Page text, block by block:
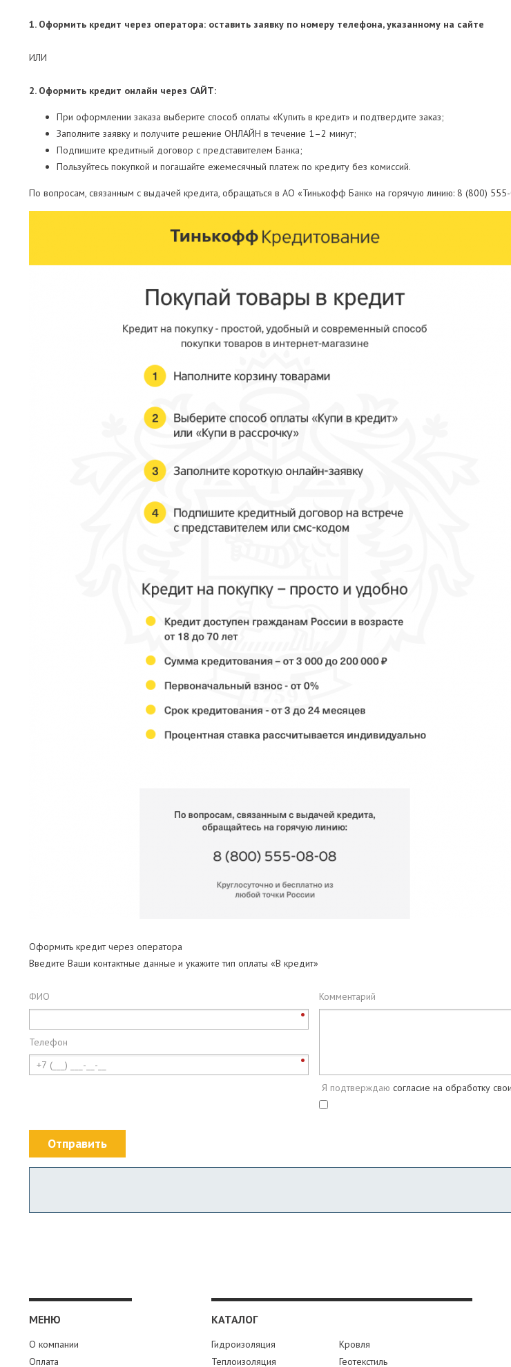
1. Оформить кредит через оператора: оставить заявку по номеру телефона, указанному на сайте
ИЛИ
2. Оформить кредит онлайн через САЙТ:
При оформлении заказа выберите способ оплаты «Купить в кредит» и подтвердите заказ;
Заполните заявку и получите решение ОНЛАЙН в течение 1–2 минут;
Подпишите кредитный договор с представителем Банка;
Пользуйтесь покупкой и погашайте ежемесячный платеж по кредиту без комиссий.
По вопросам, связанным с выдачей кредита, обращаться в АО «Тинькофф Банк» на горячую линию: 8 (800) 555-
Оформить кредит через оператора
Введите Ваши контактные данные и укажите тип оплаты «В кредит»
ФИО
Телефон
Комментарий
Я подтверждаю согласие на обработку
Отправить
МЕНЮ
О компании
Оплата
КАТАЛОГ
Гидроизоляция
Кровля
Теплоизоляция
Геотекстиль